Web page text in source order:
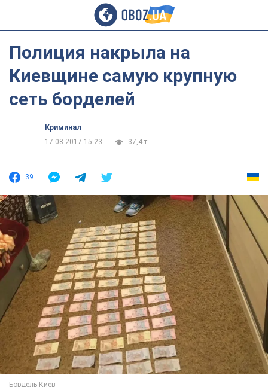
Полиция накрыла на
Киевщине самую крупную
сеть борделей
Криминал
17.08.2017 15:23
37,4 т.
39